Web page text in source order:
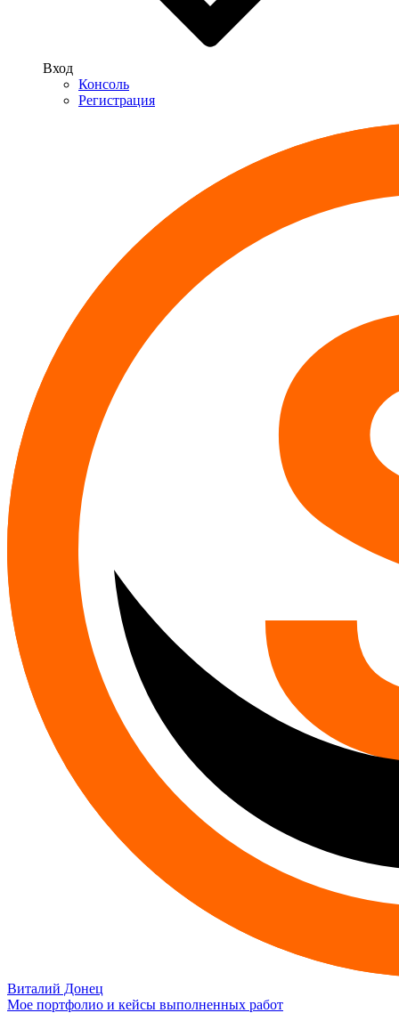
Вход
Консоль
Регистрация
Виталий Донец
Мое портфолио и кейсы выполненных работ